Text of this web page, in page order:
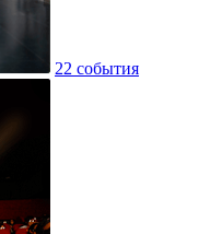
22 события